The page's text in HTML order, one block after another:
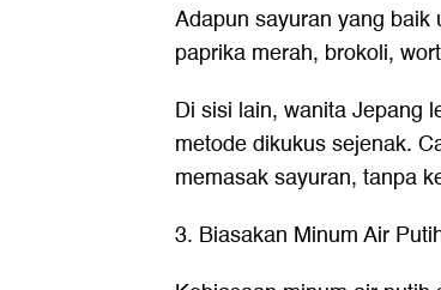
Adapun sayuran yang
paprika merah, brokoli,
Di sisi lain, wanita Jepang
metode dikukus sejenak.
memasak sayuran, tanpa
3. Biasakan Minum Air